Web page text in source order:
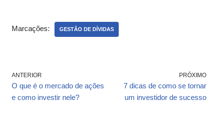
Marcações: GESTÃO DE DÍVIDAS
ANTERIOR
O que é o mercado de ações
e como investir nele?
PRÓXIMO
7 dicas de como se tornar
um investidor de sucesso